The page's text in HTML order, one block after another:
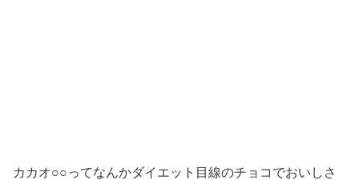
カカオ○○ってなんかダイエット目線のチョコでおいしさ